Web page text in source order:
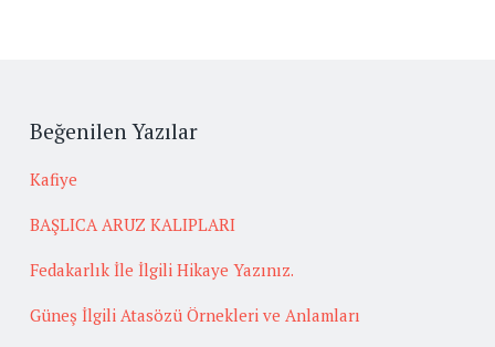
Beğenilen Yazılar
Kafiye
BAŞLICA ARUZ KALIPLARI
Fedakarlık İle İlgili Hikaye Yazınız.
Güneş İlgili Atasözü Örnekleri ve Anlamları